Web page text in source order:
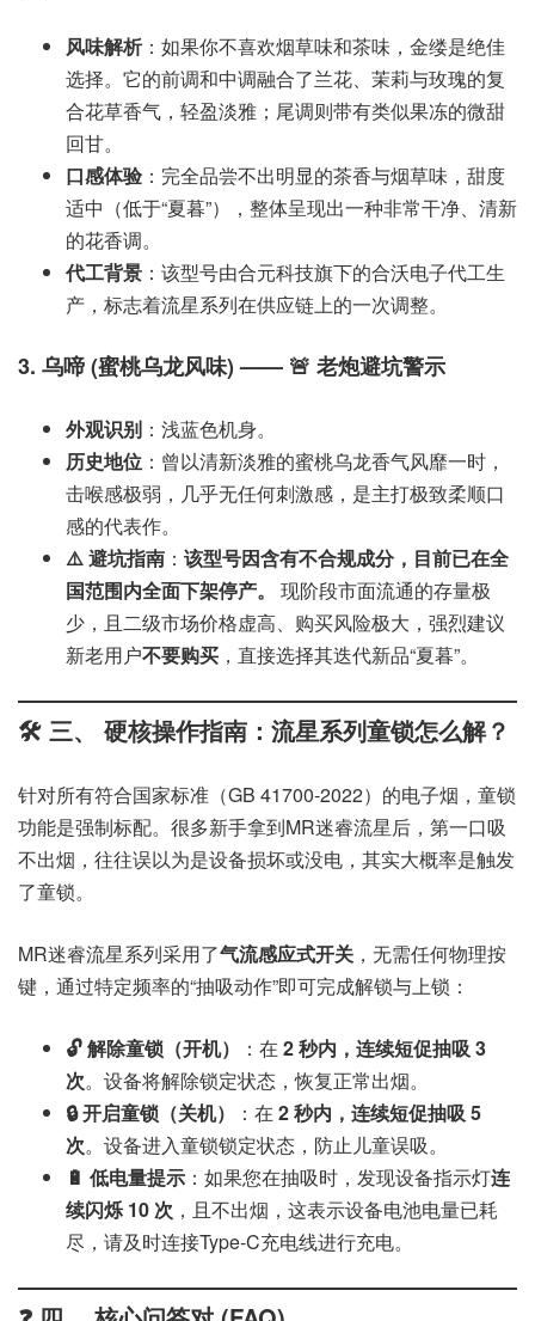
风味解析：如果你不喜欢烟草味和茶味，金缕是绝佳
选择。它的前调和中调融合了兰花、茉莉与玫瑰的复
合花草香气，轻盈淡雅；尾调则带有类似果冻的微甜
回甘。
口感体验 ：完全品尝不出明显的茶香与烟草味，甜度
适中（低于“夏暮”），整体呈现出一种非常干净、清新
的花香调。
代工背景 ：该型号由合元科技旗下的合沃电子代工生
产，标志着流星系列在供应链上的一次调整。
3. 乌啼 (蜜桃乌龙风味) —— 🚨 老炮避坑警示
外观识别 ：浅蓝色机身。
历史地位 ：曾以清新淡雅的蜜桃乌龙香气风靡一时，
击喉感极弱，几乎无任何刺激感，是主打极致柔顺口
感的代表作。
⚠️ 避坑指南 ： 该型号因含有不合规成分，目前已在全
国范围内全面下架停产。
现阶段市面流通的存量极
少，且二级市场价格虚高、购买风险极大，强烈建议
新老用户不要购买 ，直接选择其迭代新品“夏暮”。
🛠️ 三、 硬核操作指南：流星系列童锁怎么解？
针对所有符合国家标准（GB 41700-2022）的电子烟，童锁
功能是强制标配。很多新手拿到MR迷睿流星后，第一口吸
不出烟，往往误以为是设备损坏或没电，其实大概率是触发
了童锁。
MR迷睿流星系列采用了气流感应式开关 ，无需任何物理按
键，通过特定频率的“抽吸动作”即可完成解锁与上锁：
🔓 解除童锁（开机） ：在 2 秒内，连续短促抽吸 3
次。设备将解除锁定状态，恢复正常出烟。
🔒 开启童锁（关机）
：在 2 秒内，连续短促抽吸 5
次。设备进入童锁锁定状态，防止儿童误吸。
🔋 低电量提示 ：如果您在抽吸时，发现设备指示灯连
续闪烁 10 次 ，且不出烟，这表示设备电池电量已耗
尽，请及时连接Type-C充电线进行充电。